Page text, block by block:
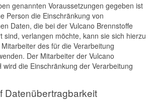
genannten Voraussetzungen gegeben ist
Person die Einschränkung von
Daten, die bei der Vulcano Brennstoffe
sind, verlangen möchte, kann sie sich hierzu
des für die Verarbeitung
Der Mitarbeiter der Vulcano
wird die Einschränkung der Verarbeitung